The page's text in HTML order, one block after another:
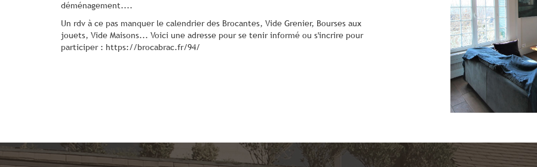
déménagement....
Un rdv à ce pas manquer le calendrier des Brocantes, Vide Grenier, Bourses aux
jouets, Vide Maisons... Voici une adresse pour se tenir informé ou s'incrire pour
participer : https://brocabrac.fr/94/